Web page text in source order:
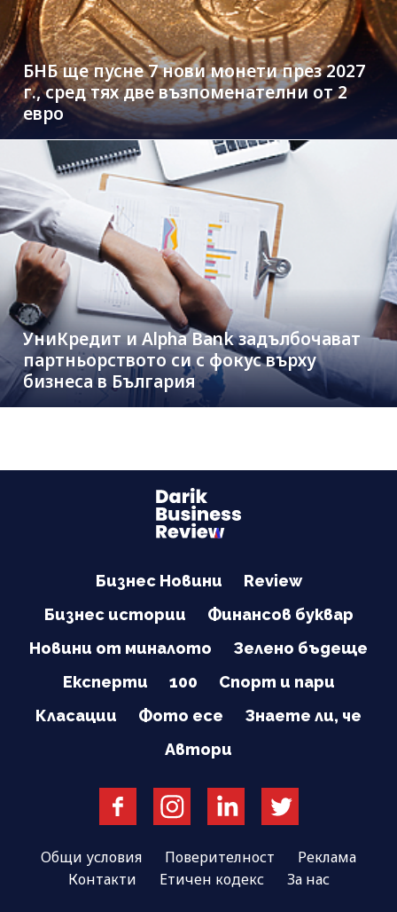
БНБ ще пусне 7 нови монети през 2027
г., сред тях две възпоменателни от 2
евро
УниКредит и Alpha Bank задълбочават
партньорството си с фокус върху
бизнеса в България
Бизнес Новини
Review
Бизнес истории
Финансов буквар
Новини от миналото
Зелено бъдеще
Експерти
100
Спорт и пари
Класации
Фото есе
Знаете ли, че
Автори
Общи условия Поверителност
Реклама
Контакти
Етичен кодекс За нас